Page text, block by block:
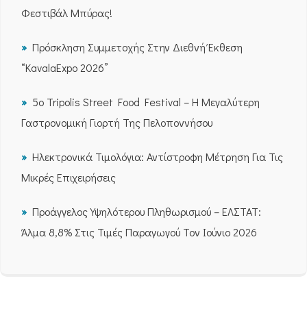
Φεστιβάλ Μπύρας!
Πρόσκληση Συμμετοχής Στην Διεθνή Έκθεση
“KavalaExpo 2026”
5ο Tripolis Street Food Festival – Η Μεγαλύτερη
Γαστρονομική Γιορτή Της Πελοποννήσου
Ηλεκτρονικά Τιμολόγια: Αντίστροφη Μέτρηση Για Τις
Μικρές Επιχειρήσεις
Προάγγελος Υψηλότερου Πληθωρισμού – ΕΛΣΤΑΤ:
Άλμα 8,8% Στις Τιμές Παραγωγού Τον Ιούνιο 2026